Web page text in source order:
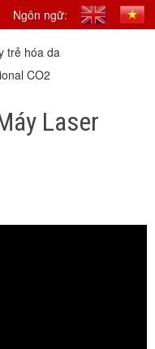
Ngôn ngữ:
trẻ hóa da
CO2
Laser